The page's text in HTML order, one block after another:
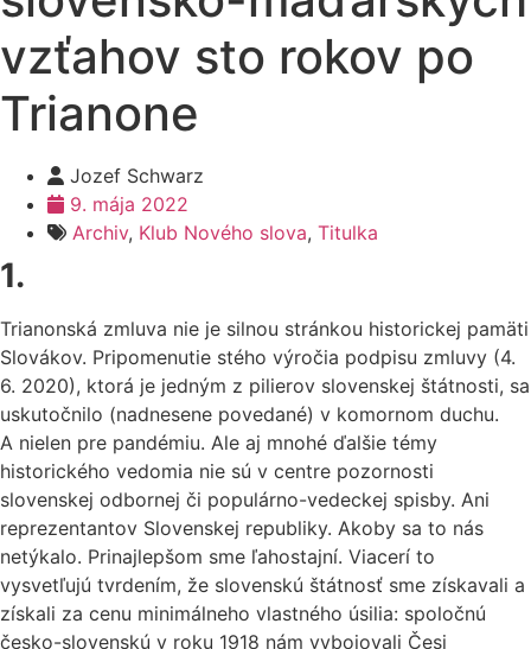
vzťahov sto rokov po
Trianone
Jozef Schwarz
9. mája 2022
Archiv, Klub Nového slova, Titulka
1.
Trianonská zmluva nie je silnou stránkou historickej pamäti
Slovákov. Pripomenutie stého výročia podpisu zmluvy (4.
6. 2020), ktorá je jedným z pilierov slovenskej štátnosti, sa
uskutočnilo (nadnesene povedané) v komornom duchu.
A nielen pre pandémiu. Ale aj mnohé ďalšie témy
historického vedomia nie sú v centre pozornosti
slovenskej odbornej či populárno-vedeckej spisby. Ani
reprezentantov Slovenskej republiky. Akoby sa to nás
netýkalo. Prinajlepšom sme ľahostajní. Viacerí to
vysvetľujú tvrdením, že slovenskú štátnosť sme získavali a
získali za cenu minimálneho vlastného úsilia: spoločnú
česko-slovenskú v roku 1918 nám vybojovali Česi